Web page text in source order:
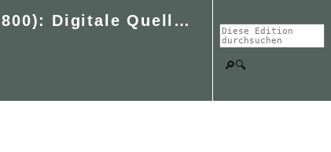
Religiöse Friedenswahrung und Friedensstiftung in Europa (1500-1800): Digitale Quellenedition frühneuzeitlicher Religionsfrieden
🔎🔍